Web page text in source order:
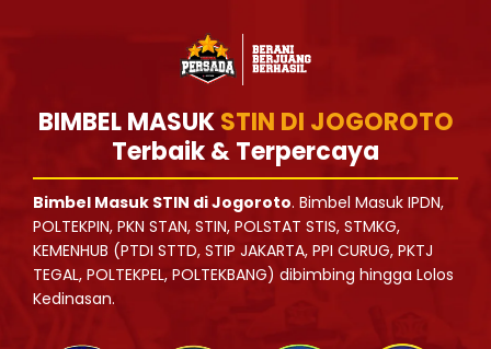
BIMBEL MASUKSTIN DI JOGOROTO
Terbaik & Terpercaya
Bimbel Masuk STIN di Jogoroto. Bimbel Masuk IPDN,
POLTEKPIN, PKN STAN, STIN, POLSTAT STIS, STMKG,
KEMENHUB (PTDI STTD, STIP JAKARTA, PPI CURUG, PKTJ
TEGAL, POLTEKPEL, POLTEKBANG) dibimbing hingga Lolos
Kedinasan.